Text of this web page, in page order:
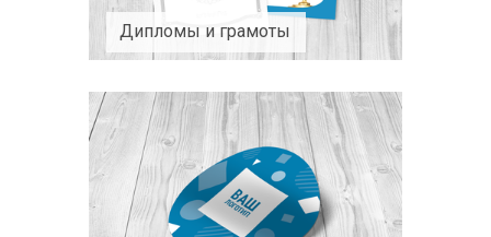
Дипломы и грамоты